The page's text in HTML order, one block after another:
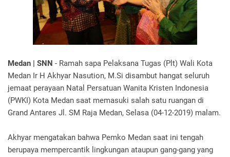
Medan | SNN - Ramah sapa Pelaksana Tugas (Plt) Wali Kota
Medan Ir H Akhyar Nasution, M.Si disambut hangat seluruh
jemaat perayaan Natal Persatuan Wanita Kristen Indonesia
(PWKI) Kota Medan saat memasuki salah satu ruangan di
Grand Antares Jl. SM Raja Medan, Selasa (04-12-2019) malam.
Akhyar mengatakan bahwa Pemko Medan saat ini tengah
berupaya mempercantik lingkungan ataupun gang-gang yang